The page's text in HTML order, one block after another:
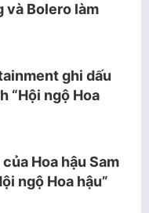
Bolero làm
ghi dấu
“Hội ngộ Hoa
Hoa hậu Sam
ngộ Hoa hậu”